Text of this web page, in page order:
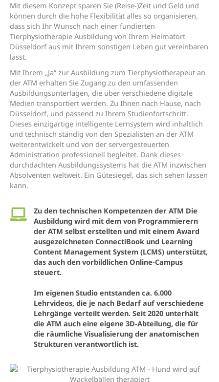
Mit diesem Konzept sparen Sie (Reise-)Zeit und Geld und
können durch die hohe Flexibilität alles so organisieren,
dass sich Ihr Wunsch nach einer fundierten
Tierphysiotherapie Ausbildung von Ihrem Heimatort
Düsseldorf aus mit Ihrem sonstigen Leben gut vereinbaren
lasst.
Mit Ihrem „Ja“ zur Ausbildung zum Tierphysiotherapeut an
der ATM erhalten Sie Zugang zu den umfassenden
Ausbildungsunterlagen, die über verschiedene digitale
Medien transportiert werden. Zu Ihnen nach Hause, nach
Düsseldorf, und passend zu Ihrem Studienfortschritt.
Dieses einzigartige intelligente Lernsystem wird inhaltlich
und technisch ständig von den Spezialisten an der ATM
weiterentwickelt und von der servergesteuerten
Administration professionell begleitet. Dank dieses
durchdachten Ausbildungssystems hat die ATM inzwischen
Absolventen weltweit. Ein Gütesiegel, das sich sehen lassen
kann.
Zu den technischen Kompetenzen der ATM Die
Ausbildung wird mit dem von Programmierern
der ATM selbst erstellten und mit einem Award
ausgezeichneten ConnectiBook und Learning
Content Management System (LCMS) unterstützt,
das auch den vorbildlichen Online-Campus
steuert.
Im eigenen Studio entstanden ca. 6.000
Lehrvideos, die je nach Bedarf auf verschiedene
Lehrgänge verteilt werden. Seit 2020 unterhält
die ATM auch eine eigene 3D-Abteilung, die für
die räumliche Visualisierung der anatomischen
Strukturen verantwortlich ist.